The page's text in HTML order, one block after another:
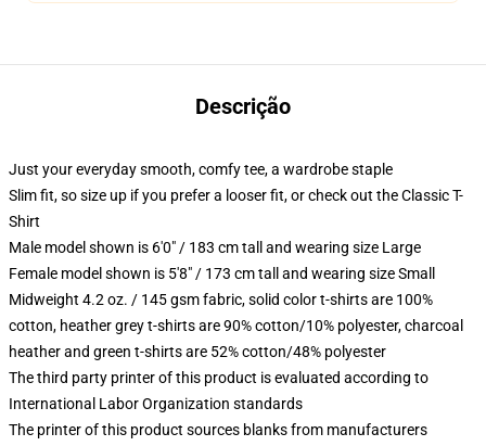
Descrição
Just your everyday smooth, comfy tee, a wardrobe staple
Slim fit, so size up if you prefer a looser fit, or check out the Classic T-
Shirt
Male model shown is 6'0" / 183 cm tall and wearing size Large
Female model shown is 5'8" / 173 cm tall and wearing size Small
Midweight 4.2 oz. / 145 gsm fabric, solid color t-shirts are 100%
cotton, heather grey t-shirts are 90% cotton/10% polyester, charcoal
heather and green t-shirts are 52% cotton/48% polyester
The third party printer of this product is evaluated according to
International Labor Organization standards
The printer of this product sources blanks from manufacturers